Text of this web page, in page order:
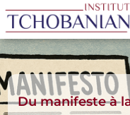
Du manifeste à